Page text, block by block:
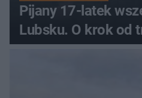
Pijany 17-latek
Lubsku. O krok od